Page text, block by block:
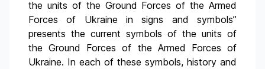
the units of the Ground Forces of the Armed
Forces of Ukraine in signs and symbols”
presents the current symbols of the units of
the Ground Forces of the Armed Forces of
Ukraine. In each of these symbols, history and